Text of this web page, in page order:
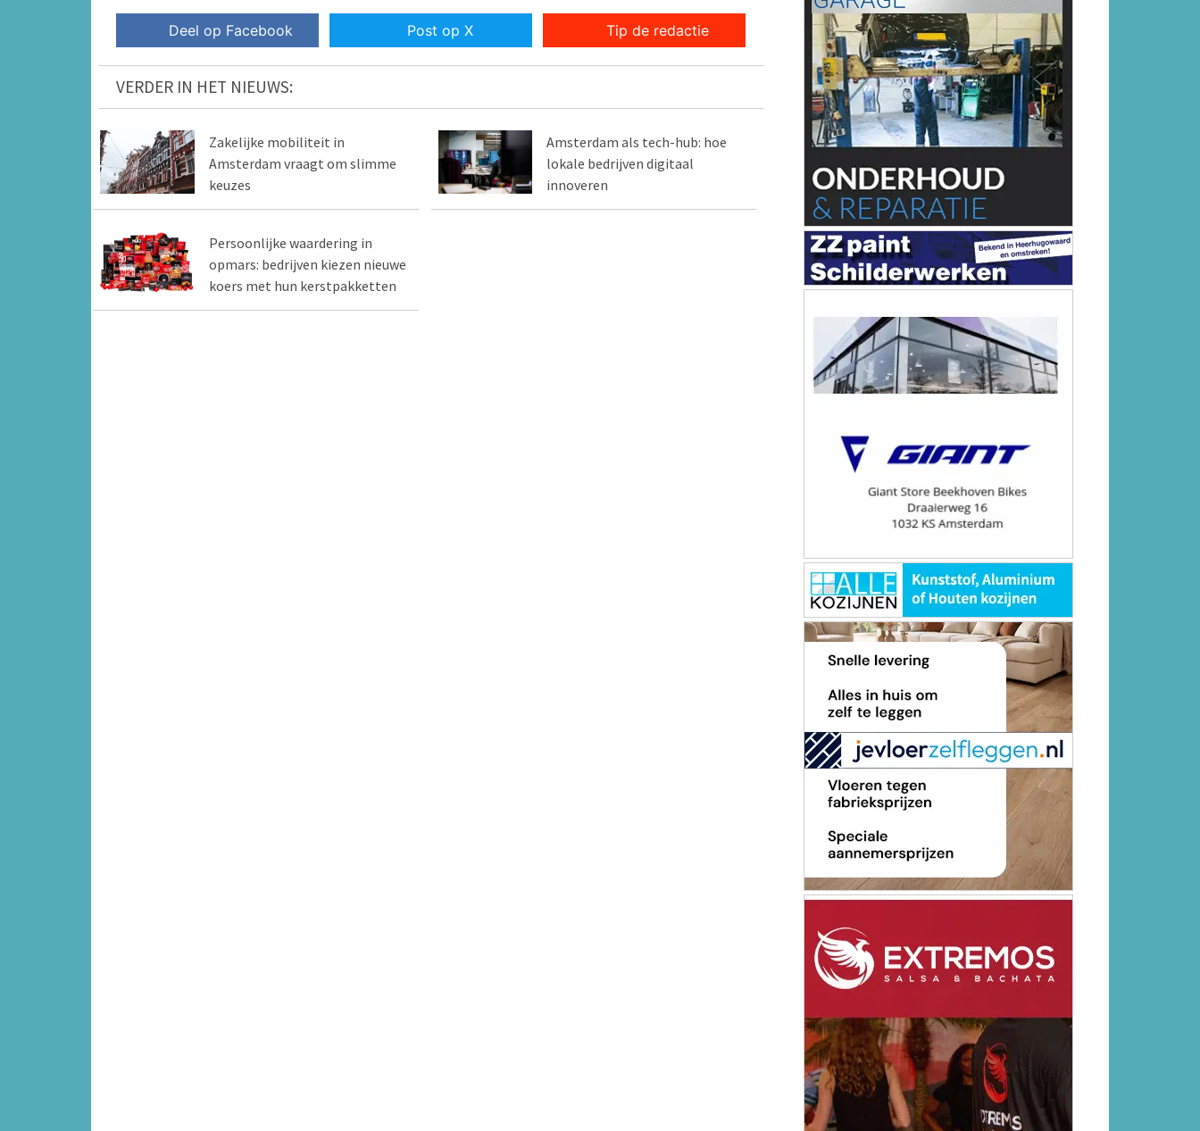
Deel op Facebook Post op X Tip de redactie
VERDER IN HET NIEUWS:
Zakelijke mobiliteit in
Amsterdam vraagt om slimme
keuzes
Amsterdam als tech-hub: hoe
lokale bedrijven digitaal
innoveren
Persoonlijke waardering in
opmars: bedrijven kiezen nieuwe
koers met hun kerstpakketten